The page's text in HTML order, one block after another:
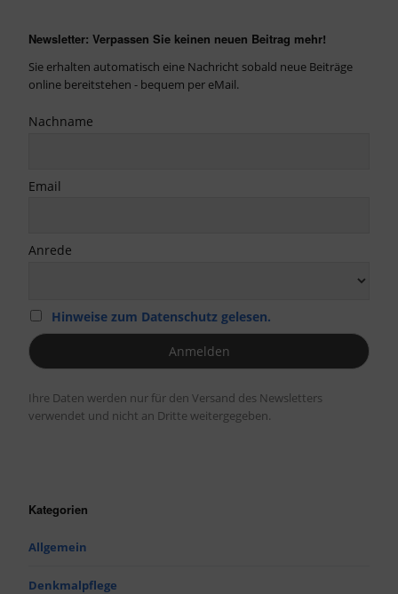
Newsletter: Verpassen Sie keinen neuen Beitrag mehr!
Sie erhalten automatisch eine Nachricht sobald neue Beiträge
online bereitstehen - bequem per eMail.
Nachname
Email
Anrede
Hinweise zum Datenschutz gelesen.
Ihre Daten werden nur für den Versand des Newsletters
verwendet und nicht an Dritte weitergegeben.
Kategorien
Allgemein
Denkmalpflege